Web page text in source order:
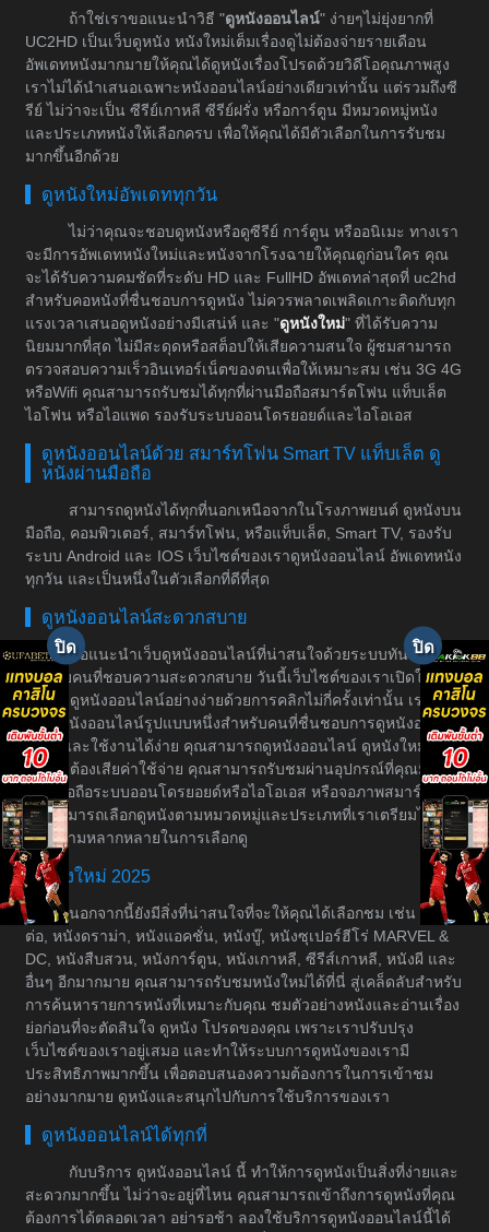
ถ้าใช่เราขอแนะนำวิธี "ดูหนังออนไลน์" ง่ายๆไม่ยุ่งยากที่
UC2HD เป็นเว็บดูหนัง หนังใหม่เต็มเรื่องดูไม่ต้องจ่ายรายเดือน
อัพเดทหนังมากมายให้คุณได้ดูหนังเรื่องโปรดด้วยวิดีโอคุณภาพสูง
เราไม่ได้นำเสนอเฉพาะหนังออนไลน์อย่างเดียวเท่านั้น แต่รวมถึงซี
รีย์ ไม่ว่าจะเป็น ซีรีย์เกาหลี ซีรีย์ฝรั่ง หรือการ์ตูน มีหมวดหมู่หนัง
และประเภทหนังให้เลือกครบ เพื่อให้คุณได้มีตัวเลือกในการรับชม
มากขึ้นอีกด้วย
ดูหนังใหม่อัพเดททุกวัน
ไม่ว่าคุณจะชอบดูหนังหรือดูซีรีย์ การ์ตูน หรืออนิเมะ ทางเรา
จะมีการอัพเดทหนังใหม่และหนังจากโรงฉายให้คุณดูก่อนใคร คุณ
จะได้รับความคมชัดที่ระดับ HD และ FullHD อัพเดทล่าสุดที่ uc2hd
สำหรับคอหนังที่ชื่นชอบการดูหนัง ไม่ควรพลาดเพลิดเกาะติดกับทุก
แรงเวลาเสนอดูหนังอย่างมีเสน่ห์ และ "ดูหนังใหม่" ที่ได้รับความ
นิยมมากที่สุด ไม่มีสะดุดหรือสต็อปให้เสียความสนใจ ผู้ชมสามารถ
ตรวจสอบความเร็วอินเทอร์เน็ตของตนเพื่อให้เหมาะสม เช่น 3G 4G
หรือWifi คุณสามารถรับชมได้ทุกที่ผ่านมือถือสมาร์ตโฟน แท็บเล็ต
ไอโฟน หรือไอแพด รองรับระบบออนโดรยอยด์และไอโอเอส
ดูหนังออนไลน์ด้วย สมาร์ทโฟน Smart TV แท็บเล็ต ดู
หนังผ่านมือถือ
สามารถดูหนังได้ทุกที่นอกเหนือจากในโรงภาพยนต์ ดูหนังบน
มือถือ, คอมพิวเตอร์, สมาร์ทโฟน, หรือแท็บเล็ต, Smart TV, รองรับ
ระบบ Android และ IOS เว็บไซต์ของเราดูหนังออนไลน์ อัพเดทหนัง
ทุกวัน และเป็นหนึ่งในตัวเลือกที่ดีที่สุด
ดูหนังออนไลน์สะดวกสบาย
ขอแนะนำเว็บดูหนังออนไลน์ที่น่าสนใจด้วยระบบทันสมัย
สำหรับคนที่ชอบความสะดวกสบาย วันนี้เว็บไซต์ของเราเปิดให้
บริการดูหนังออนไลน์อย่างง่ายด้วยการคลิกไม่กี่ครั้งเท่านั้น เราเป็น
เว็บดูหนังออนไลน์รูปแบบหนึ่งสำหรับคนที่ชื่นชอบการดูหนังอย่างมี
ระบบและใช้งานได้ง่าย คุณสามารถดูหนังออนไลน์ ดูหนังใหม่ได้
โดยไม่ต้องเสียค่าใช้จ่าย คุณสามารถรับชมผ่านอุปกรณ์ที่คุณมีอยู่
เช่น มือถือระบบออนโดรยอยด์หรือไอโอเอส หรือจอภาพสมาร์ททีวี
คุณสามารถเลือกดูหนังตามหมวดหมู่และประเภทที่เราเตรียมไว้ให้
เพื่อความหลากหลายในการเลือกดู
หนังใหม่ 2025
นอกจากนี้ยังมีสิ่งที่น่าสนใจที่จะให้คุณได้เลือกชม เช่น หนัง
ต่อ, หนังดราม่า, หนังแอคชั่น, หนังบู๊, หนังซุเปอร์ฮีโร่ MARVEL &
DC, หนังสืบสวน, หนังการ์ตูน, หนังเกาหลี, ซีรีส์เกาหลี, หนังผี และ
อื่นๆ อีกมากมาย คุณสามารถรับชมหนังใหม่ได้ที่นี่ สู่เคล็ดลับสำหรับ
การค้นหารายการหนังที่เหมาะกับคุณ ชมตัวอย่างหนังและอ่านเรื่อง
ย่อก่อนที่จะตัดสินใจ ดูหนัง โปรดของคุณ เพราะเราปรับปรุง
เว็บไซต์ของเราอยู่เสมอ และทำให้ระบบการดูหนังของเรามี
ประสิทธิภาพมากขึ้น เพื่อตอบสนองความต้องการในการเข้าชม
อย่างมากมาย ดูหนังและสนุกไปกับการใช้บริการของเรา
ดูหนังออนไลน์ได้ทุกที่
กับบริการ ดูหนังออนไลน์ นี้ ทำให้การดูหนังเป็นสิ่งที่ง่ายและ
สะดวกมากขึ้น ไม่ว่าจะอยู่ที่ไหน คุณสามารถเข้าถึงการดูหนังที่คุณ
ต้องการได้ตลอดเวลา อย่ารอช้า ลองใช้บริการดูหนังออนไลน์นี้ได้